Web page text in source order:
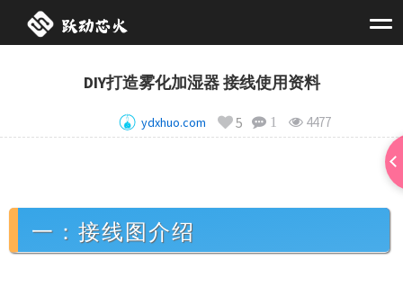
DIY打造雾化加湿器 接线使用资料
4477
1
5
ydxhuo.com
一：接线图介绍